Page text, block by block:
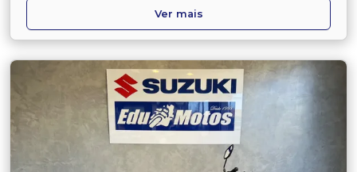
Ver mais